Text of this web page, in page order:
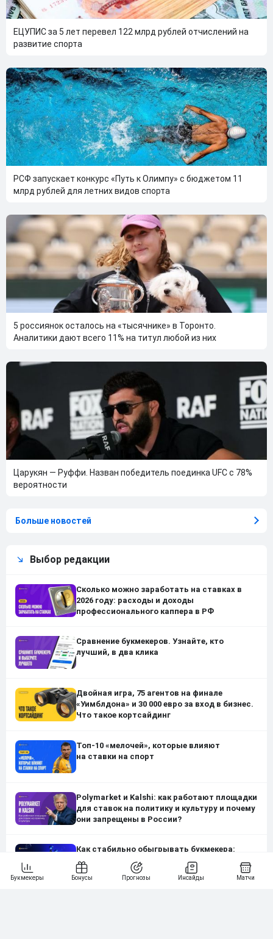
ЕЦУПИС за 5 лет перевел 122 млрд рублей отчислений на
развитие спорта
РСФ запускает конкурс «Путь к Олимпу» с бюджетом 11
млрд рублей для летних видов спорта
5 россиянок осталось на «тысячнике» в Торонто.
Аналитики дают всего 11% на титул любой из них
Царукян — Руффи. Назван победитель поединка UFC с 78%
вероятности
Больше новостей
Выбор редакции
Сколько можно заработать на ставках в
2026 году: расходы и доходы
профессионального каппера в РФ
Сравнение букмекеров. Узнайте, кто
лучший, в два клика
Двойная игра, 75 агентов на финале
«Уимблдона» и 30 000 евро за вход в бизнес.
Что такое кортсайдинг
Топ-10 «мелочей», которые влияют
на ставки на спорт
Polymarket и Kalshi: как работают площадки
для ставок на политику и культуру и почему
они запрещены в России?
Как стабильно обыгрывать букмекера:
стратегии для профи